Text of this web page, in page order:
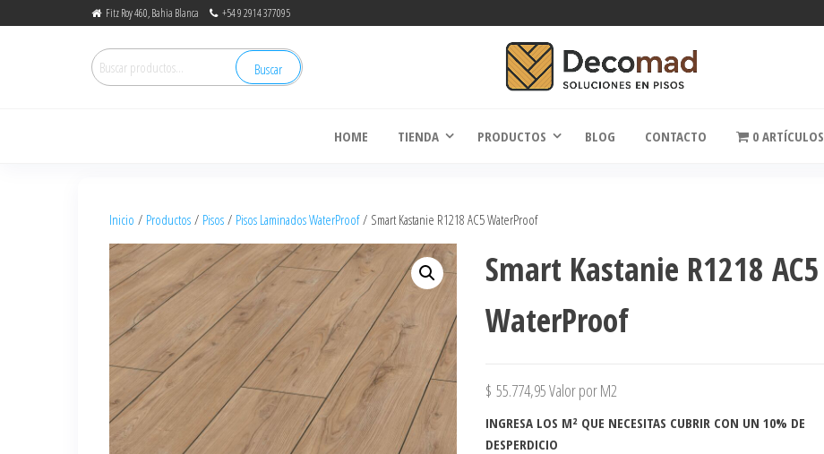
Fitz Roy 460, Bahia Blanca +54 9 2914 377095
Buscar
HOME TIENDA PRODUCTOS BLOG CONTACTO 0 ARTÍCULOS
Inicio / Productos / Pisos / Pisos Laminados WaterProof/ Smart Kastanie R1218 AC5 WaterProof
Smart Kastanie R1218 AC5
WaterProof
$ 55.774,95Valor por M2
INGRESA LOS M² QUE NECESITAS CUBRIR CON UN 10% DE
DESPERDICIO